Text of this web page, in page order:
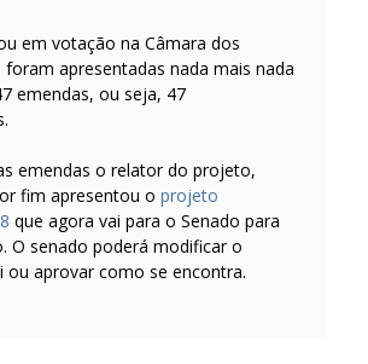
em votação na Câmara dos
apresentadas nada mais nada
emendas, ou seja, 47
emendas o relator do projeto,
fim apresentou o projeto
que agora vai para o Senado para
O senado poderá modificar o
ou aprovar como se encontra.